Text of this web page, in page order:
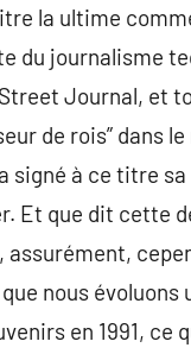
la ultime
du journalisme
Journal, et
de rois” dans
à ce titre
Et que dit cette
assurément,
nous évoluons
en 1991, ce